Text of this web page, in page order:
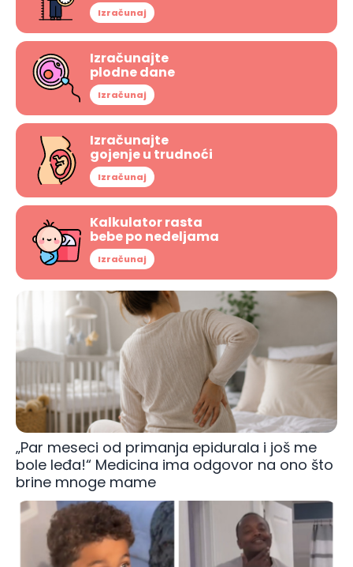
Izračunaj
Izračunajte
plodne dane
Izračunaj
Izračunajte
gojenje u trudnoći
Izračunaj
Kalkulator rasta
bebe po nedeljama
Izračunaj
„Par meseci od primanja epidurala i još me
bole leđa!“ Medicina ima odgovor na ono što
brine mnoge mame